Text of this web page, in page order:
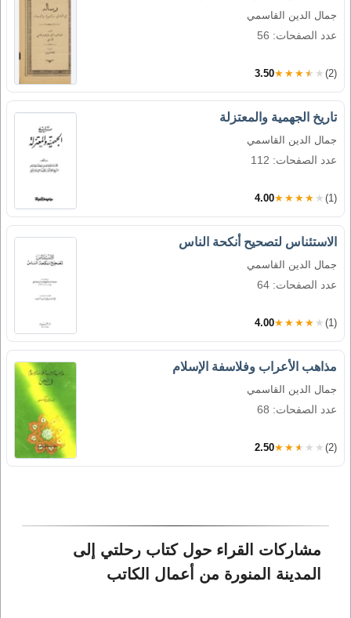
جمال الدين القاسمي
عدد الصفحات: 56
3.50★★★★★ (2)
تاريخ الجهمية والمعتزلة
جمال الدين القاسمي
عدد الصفحات: 112
4.00★★★★★ (1)
الاستئناس لتصحيح أنكحة الناس
جمال الدين القاسمي
عدد الصفحات: 64
4.00★★★★★ (1)
مذاهب الأعراب وفلاسفة الإسلام
جمال الدين القاسمي
عدد الصفحات: 68
2.50★★★★★ (2)
مشاركات القراء حول كتاب رحلتي إلى
المدينة المنورة من أعمال الكاتب